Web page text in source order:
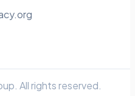
All rights reserved.